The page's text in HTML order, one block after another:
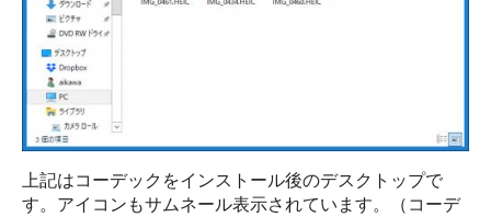
上記はコーデックをインストール後のデスクトップで
す。アイコンもサムネール表示されています。（コーデ